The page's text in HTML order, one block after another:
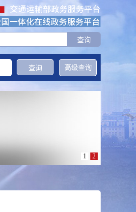
高级查询
1 2